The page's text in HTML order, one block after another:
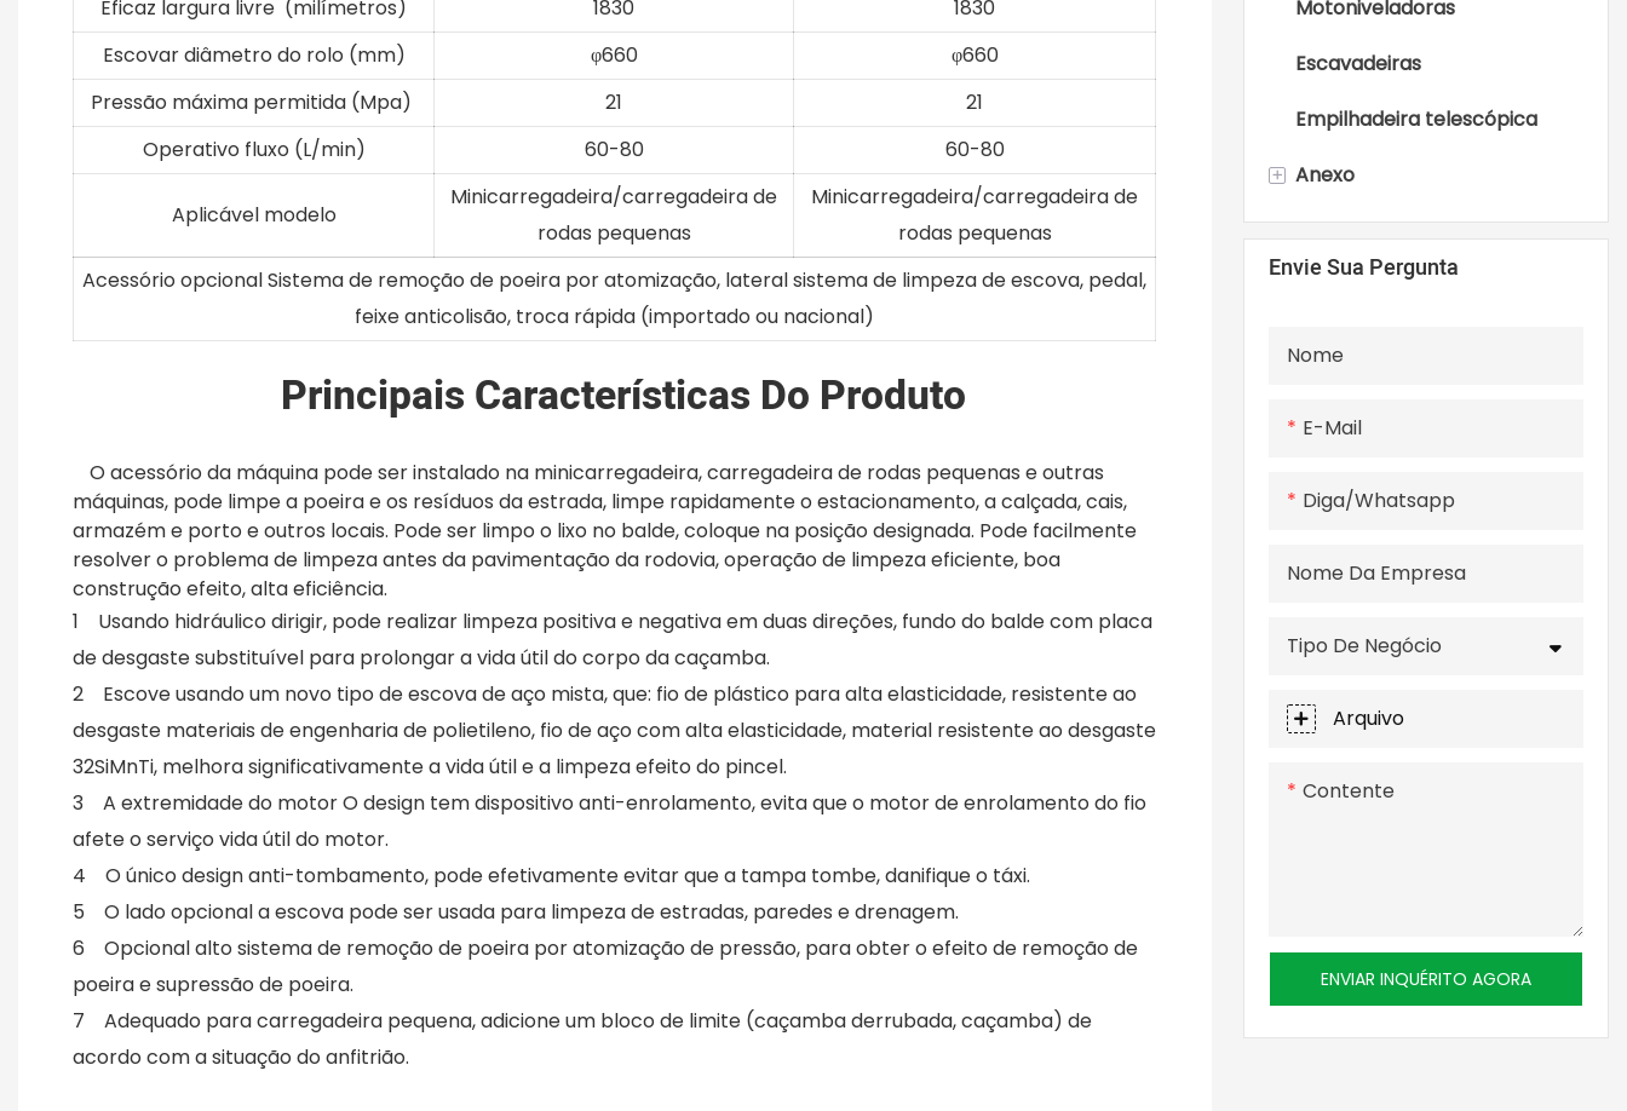
Eficaz largura livre (milímetros) 1830
1830
Escovar diâmetro do rolo (mm)
φ660
φ660
Pressão máxima permitida (Mpa)
21
21
Operativo fluxo (L/min)
60-80 60-80
Aplicável modelo
Minicarregadeira/carregadeira de
rodas pequenas
Minicarregadeira/carregadeira de
rodas pequenas
Acessório opcional Sistema de remoção de poeira por atomização, lateral sistema de limpeza de escova, pedal,
feixe anticolisão, troca rápida (importado ou nacional)
Principais Características Do Produto
O acessório da máquina pode ser instalado na minicarregadeira, carregadeira de rodas pequenas e outras
máquinas, pode limpe a poeira e os resíduos da estrada, limpe rapidamente o estacionamento, a calçada, cais,
armazém e porto e outros locais. Pode ser limpo o lixo no balde, coloque na posição designada. Pode facilmente
resolver o problema de limpeza antes da pavimentação da rodovia, operação de limpeza eficiente, boa
construção efeito, alta eficiência.
1 Usando hidráulico dirigir, pode realizar limpeza positiva e negativa em duas direções, fundo do balde com placa
de desgaste substituível para prolongar a vida útil do corpo da caçamba.
2 Escove usando um novo tipo de escova de aço mista, que: fio de plástico para alta elasticidade, resistente ao
desgaste materiais de engenharia de polietileno, fio de aço com alta elasticidade, material resistente ao desgaste
32SiMnTi, melhora significativamente a vida útil e a limpeza efeito do pincel.
3 A extremidade do motor O design tem dispositivo anti-enrolamento, evita que o motor de enrolamento do fio
afete o serviço vida útil do motor.
4 O único design anti-tombamento, pode efetivamente evitar que a tampa tombe, danifique o táxi.
5 O lado opcional a escova pode ser usada para limpeza de estradas, paredes e drenagem.
6 Opcional alto sistema de remoção de poeira por atomização de pressão, para obter o efeito de remoção de
poeira e supressão de poeira.
7 Adequado para carregadeira pequena, adicione um bloco de limite (caçamba derrubada, caçamba) de
acordo com a situação do anfitrião.
Motoniveladoras
Escavadeiras
Empilhadeira telescópica
+ Anexo
Acessórios para
minicarregadeiras
Envie Sua Pergunta
Nome
E-Mail
Diga/whatsapp
Nome Da Empresa
Tipo De Negócio
Arquivo
Contente
ENVIAR INQUÉRITO AGORA